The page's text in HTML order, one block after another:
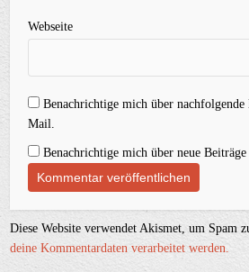
Webseite
Benachrichtige mich über
Mail.
Benachrichtige mich über neue
Diese Website verwendet Akismet, um Spam
deine Kommentardaten verarbeitet werden.